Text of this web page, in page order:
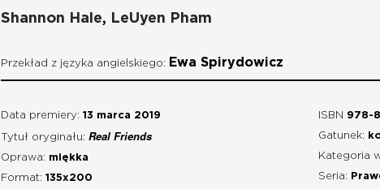
Shannon Hale, LeUyen Pham
Przekład z języka angielskiego: Ewa Spirydowicz
Data premiery: 13 marca 2019
Tytuł oryginału: Real Friends
Oprawa: miękka
Format: 135x200
ISBN 978-
Gatunek:
Kategoria
Seria: